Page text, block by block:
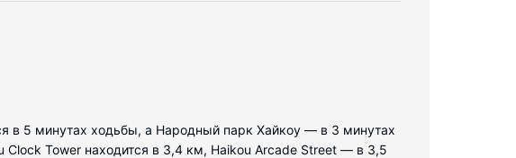
в 5 минутах ходьбы, а Народный парк Хайкоу — в 3 минутах
Tower находится в 3,4 км, Haikou Arcade Street — в 3,5